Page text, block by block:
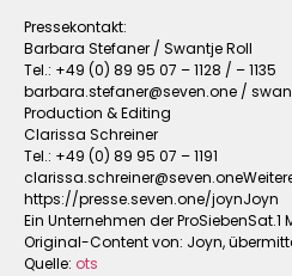
Pressekontakt:
Barbara Stefaner / Swantje Roll
Tel.: +49 (0) 89 95 07 – 1128 / – 1135
barbara.stefaner@seven.one /
Production & Editing
Clarissa Schreiner
Tel.: +49 (0) 89 95 07 – 1191
https://presse.seven.one/joynJoyn
Ein Unternehmen der ProSiebenSat.1
Original-Content von: Joyn,
Quelle: ots